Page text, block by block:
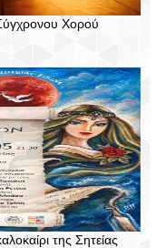
Χορού
της Σητείας